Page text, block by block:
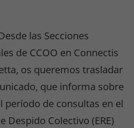
las Secciones
de CCOO en Connectis
os queremos trasladar
que informa sobre
período de consultas en el
Despido Colectivo (ERE)